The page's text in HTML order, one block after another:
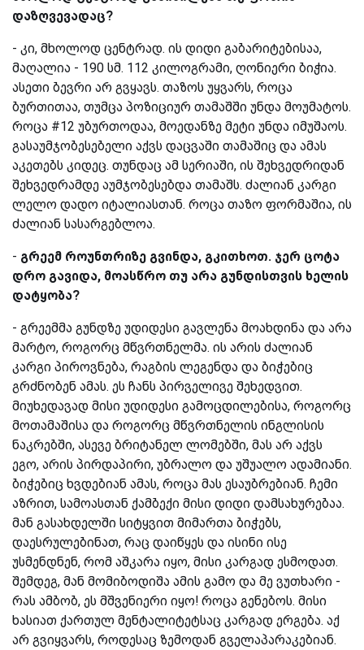
დაზღვევადაც?
- კი, მხოლოდ ცენტრად. ის დიდი გაბარიტებისაა,
მაღალია - 190 სმ. 112 კილოგრამი, ღონიერი ბიჭია.
ასეთი ბევრი არ გვყავს. თაზოს უყვარს, როცა
ბურთითაა, თუმცა პოზიციურ თამაშში უნდა მოუმატოს.
როცა #12 უბურთოდაა, მოედანზე მეტი უნდა იმუშაოს.
გასაუმჯობესებელი აქვს დაცვაში თამაშიც და ამას
აკეთებს კიდეც. თუნდაც ამ სერიაში, ის შეხვედრიდან
შეხვედრამდე აუმჯობესებდა თამაშს. ძალიან კარგი
ლელო დადო იტალიასთან. როცა თაზო ფორმაშია, ის
ძალიან სასარგებლოა.
- გრეემ როუნთრიზე გვინდა, გკითხოთ. ჯერ ცოტა
დრო გავიდა, მოასწრო თუ არა გუნდისთვის ხელის
დატყობა?
- გრეემმა გუნდზე უდიდესი გავლენა მოახდინა და არა
მარტო, როგორც მწვრთნელმა. ის არის ძალიან
კარგი პიროვნება, რაგბის ლეგენდა და ბიჭებიც
გრძნობენ ამას. ეს ჩანს პირველივე შეხედვით.
მიუხედავად მისი უდიდესი გამოცდილებისა, როგორც
მოთამაშისა და როგორც მწვრთნელის ინგლისის
ნაკრებში, ასევე ბრიტანელ ლომებში, მას არ აქვს
ეგო, არის პირდაპირი, უბრალო და უშუალო ადამიანი.
ბიჭებიც ხვდებიან ამას, როცა მას ესაუბრებიან. ჩემი
აზრით, სამოასთან ქამბექი მისი დიდი დამსახურებაა.
მან გასახდელში სიტყვით მიმართა ბიჭებს,
დაესრულებინათ, რაც დაიწყეს და ისინი ისე
უსმენდნენ, რომ აშკარა იყო, მისი კარგად ესმოდათ.
შემდეგ, მან მომიბოდიშა ამის გამო და მე ვუთხარი -
რას ამბობ, ეს მშვენიერი იყო! როცა გენებოს. მისი
ხასიათ ქართულ მენტალიტეტსაც კარგად ერგება. აქ
არ გვიყვარს, როდესაც ზემოდან გველაპარაკებიან.